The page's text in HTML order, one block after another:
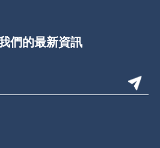
們的最新資訊